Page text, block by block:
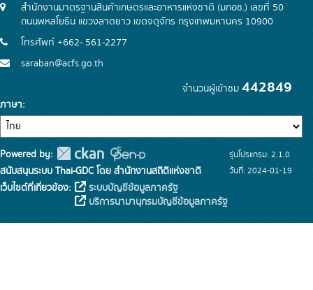
สำนักงานมาตรฐานสินค้าเกษตรและอาหารแห่งชาติ (มกอช.) เลขที่ 50
ถนนพหลโยธิน แขวงลาดยาว เขตจตุจักร กรุงเทพมหานคร 10900
โทรศัพท์ +662- 561-2277
saraban@acfs.go.th
จำนวนผู้เข้าชม 442849
ภาษา
Powered by:
สนับสนุนระบบ Thai-GDC โดย สำนักงานสถิติแห่งชาติ
เว็บไซต์ที่เกี่ยวข้อง:
ระบบบัญชีข้อมูลภาครัฐ
บริการนามานุกรมบัญชีข้อมูลภาครัฐ
รุ่นโปรแกรม: 2.1.0
วันที่: 2024-01-19